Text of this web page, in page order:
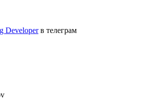
Developerв телеграм